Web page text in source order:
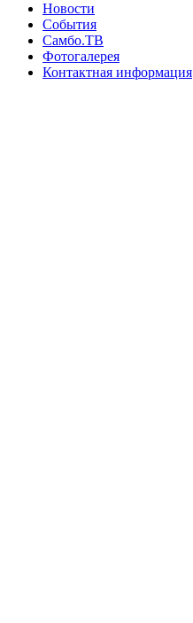
Новости
События
Самбо.ТВ
Фотогалерея
Контактная информация